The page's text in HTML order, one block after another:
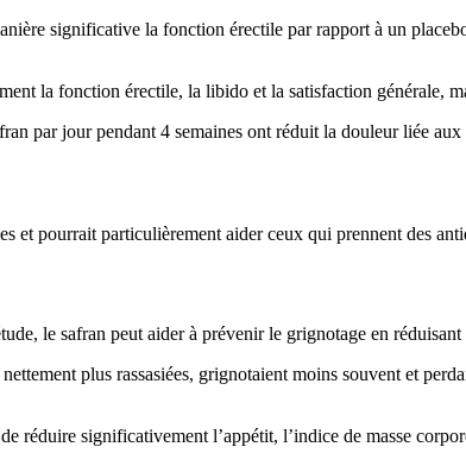
significative la fonction érectile par rapport à un
la fonction érectile, la libido et la satisfaction générale,
par jour pendant 4 semaines ont réduit la douleur liée
et pourrait particulièrement aider ceux qui prennent des
le safran peut aider à prévenir le grignotage en réduisant
plus rassasiées, grignotaient moins souvent et
réduire significativement l’appétit, l’indice de masse